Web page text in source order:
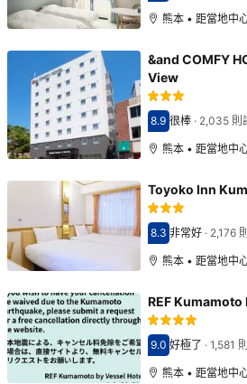
熊本 • 距當地中
&and COMFY
View
分數8.9分
8.9 很棒· 2,035 則
熊本 • 距當地中
Toyoko Inn
分數8.3分
8.3 非常好· 2,176
熊本 • 距當地中
REF Kumamoto
分數9.0分
9.0 好極了 · 1,581
熊本 • 距當地中